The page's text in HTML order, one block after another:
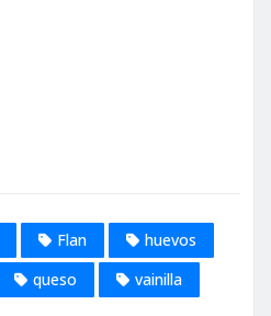
Flan
huevos
queso vainilla